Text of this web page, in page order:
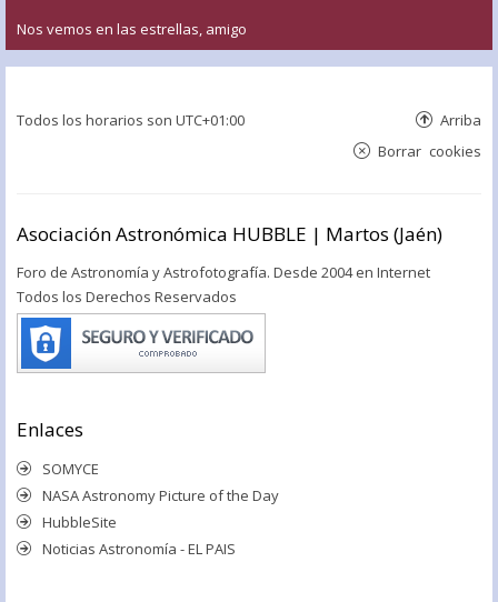
Nos vemos en las estrellas, amigo
Todos los horarios son UTC+01:00 Arriba
Borrar cookies
Asociación Astronómica HUBBLE | Martos (Jaén)
Foro de Astronomía y Astrofotografía. Desde 2004 en Internet
Todos los Derechos Reservados
Enlaces
SOMYCE
NASA Astronomy Picture of the Day
HubbleSite
Noticias Astronomía - EL PAIS